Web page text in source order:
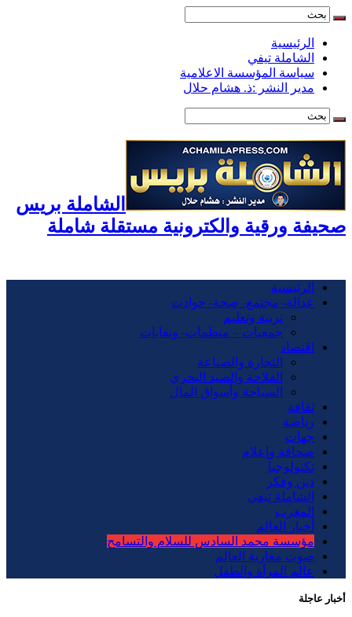
الرئيسية
الشاملة تيفي
سياسة المؤسسة الاعلامية
مدير النشر :ذ. هشام حلال
الشاملة بريس
صحيفة ورقية والكترونية مستقلة شاملة
الرئيسية
عدالة- مجتمع- صحة- حوادت
تربية وتعليم
جمعيات – منظمات- ونقابات
اقتصاد
التجارة والصناعة
الفلاحة والصيد البحري
السياحة وأسواق المال
ثقافة
رياضة
جهات
صحافة وإعلام
تكنولوجيا
دين وفكر
الشاملة تيفي
المغرب
أخبار العالم
مؤسسة محمد السادس للسلام والتسامح
صوت مغاربة العالم
عالم المرأة والطفل
أخبار عاجلة